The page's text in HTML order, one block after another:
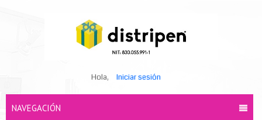
Hola, Iniciar sesión
NAVEGACIÓN